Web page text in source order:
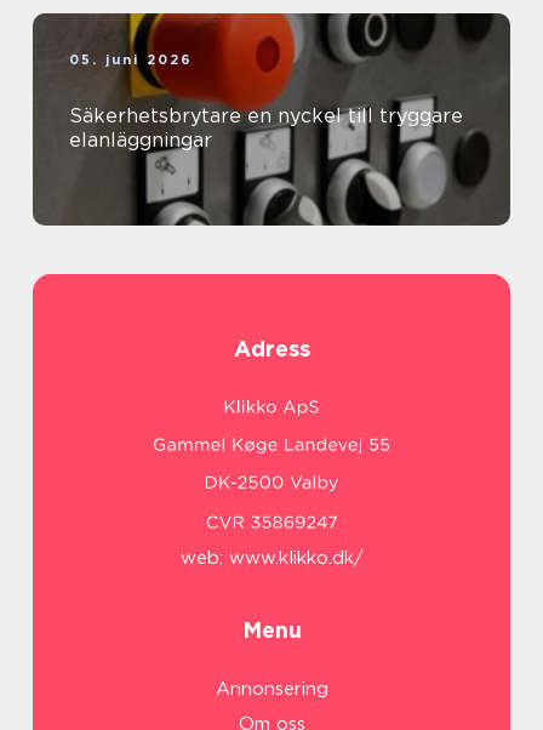
05. juni 2026
Säkerhetsbrytare en nyckel till tryggare
elanläggningar
Adress
web: www.klikko.dk/
Menu
Annonsering
Om oss